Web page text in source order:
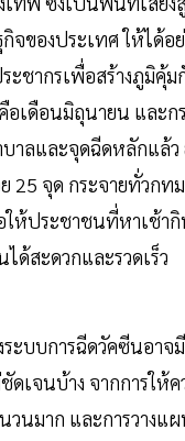
จของประเทศ ให้ได้อ
ะชากรเพื่อสร้างภูมิคุ้
อเดือนมิถุนายน และก
าลและจุดฉีดหลักแล้ว
25 จุด กระจายทั่วกท
ให้ประชาชนที่หาเช้ากิ
ได้สะดวกและรวดเร็ว
ระบบการฉีดวัคซีนอา
ดเจนบ้าง จากการให้ค
นมาก และการวางแ